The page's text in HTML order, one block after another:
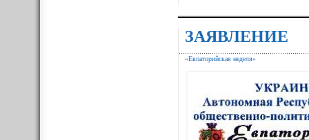
ЗАЯВЛЕНИЕ
«Евпаторийская неделя»